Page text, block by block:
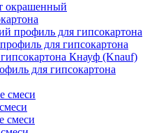
окрашенный
профиль для гипсокартона
для гипсокартона
Кнауф (Knauf)
для гипсокартона
смеси
смеси